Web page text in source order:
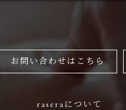
お問い合わせはこちら
raseraについて